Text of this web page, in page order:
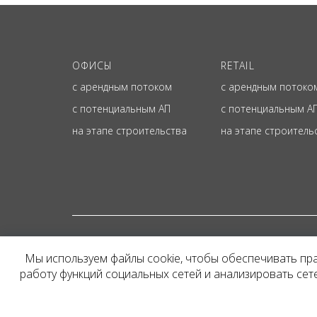
ОФИСЫ
с арендным потоком
с потенциальным АП
на этапе строительства
RETAIL
с арендным
с потенциальным
на этапе
Представленная на
и не является
Мы используем файлы cookie, чтобы обеспечивать
работу функций социальных сетей и анализировать